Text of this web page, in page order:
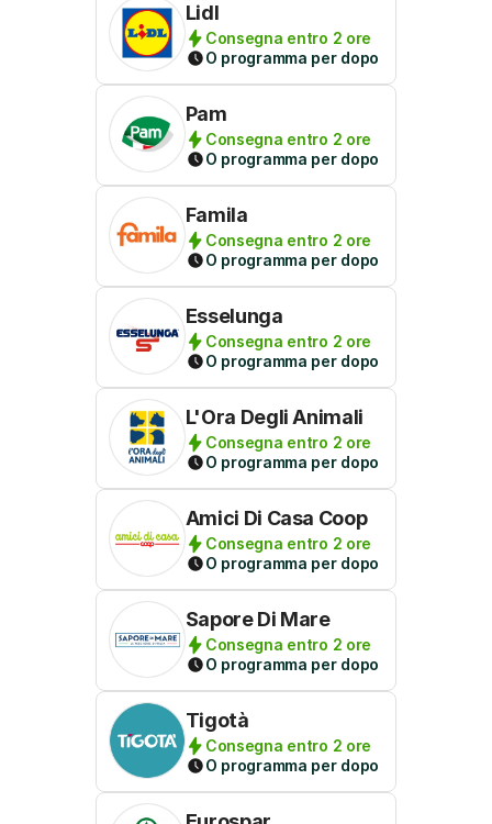
Lidl
Consegna entro 2 ore
O programma per dopo
Pam
Consegna entro 2 ore
O programma per dopo
Famila
Consegna entro 2 ore
O programma per dopo
Esselunga
Consegna entro 2 ore
O programma per dopo
L'Ora Degli Animali
Consegna entro 2 ore
O programma per dopo
Amici Di Casa Coop
Consegna entro 2 ore
O programma per dopo
Sapore Di Mare
Consegna entro 2 ore
O programma per dopo
Tigotà
Consegna entro 2 ore
O programma per dopo